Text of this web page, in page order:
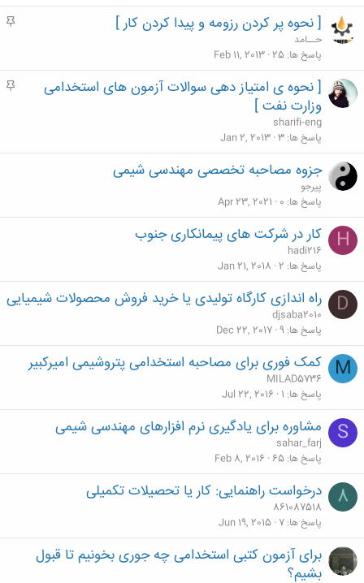
م
[ نحوه پر کردن رزومه و پیدا کردن کار ]
حــامد
پاسخ ها 25
Feb 11, 2013
م
[ نحوه ی امتیاز دهی سوالات آزمون های استخدامی
وزارت نفت ]
sharifi-eng
پاسخ ها 3
Jan 2, 2013
جزوه مصاحبه تخصصی مهندسی شیمی
پیرجو
پاسخ ها 0
Apr 23, 2021
H کار در شرکت های پیمانکاری جنوب
hadi216
پاسخ ها 2
Jan 21, 2018
D راه اندازی کارگاه تولیدی یا خرید فروش محصولات شیمیایی
djsaba2010
پاسخ ها 9
Dec 22, 2017
M کمک فوری برای مصاحبه استخدامی پتروشیمی امیرکبیر
MILAD5736
پاسخ ها 1
Jul 22, 2016
S مشاوره برای یادگیری نرم افزارهای مهندسی شیمی
sahar_farj
پاسخ ها 65
Feb 8, 2016
8 درخواست راهنمایی: کار یا تحصیلات تکمیلی
861087518
پاسخ ها 7
Jun 19, 2015
برای آزمون کتبی استخدامی چه جوری بخونیم تا قبول
بشیم؟